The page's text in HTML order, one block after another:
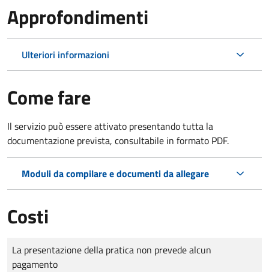
Approfondimenti
Ulteriori informazioni
Come fare
Il servizio può essere attivato presentando tutta la
documentazione prevista, consultabile in formato PDF.
Moduli da compilare e documenti da allegare
Costi
Tipo di pagamento
Importo
La presentazione della pratica non prevede alcun
pagamento